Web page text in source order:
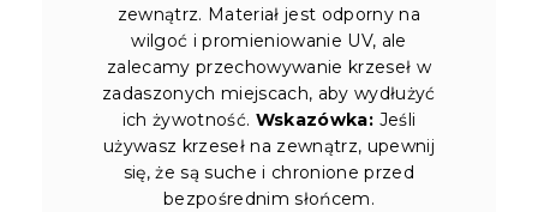
zewnątrz. Materiał jest odporny na
wilgoć i promieniowanie UV, ale
zalecamy przechowywanie krzeseł w
zadaszonych miejscach, aby wydłużyć
ich żywotność. Wskazówka: Jeśli
używasz krzeseł na zewnątrz, upewnij
się, że są suche i chronione przed
bezpośrednim słońcem.